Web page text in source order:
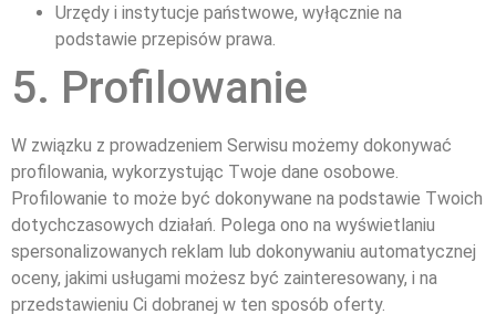
Urzędy i instytucje państwowe, wyłącznie na
podstawie przepisów prawa.
5. Profilowanie
W związku z prowadzeniem Serwisu możemy dokonywać
profilowania, wykorzystując Twoje dane osobowe.
Profilowanie to może być dokonywane na podstawie Twoich
dotychczasowych działań. Polega ono na wyświetlaniu
spersonalizowanych reklam lub dokonywaniu automatycznej
oceny, jakimi usługami możesz być zainteresowany, i na
przedstawieniu Ci dobranej w ten sposób oferty.